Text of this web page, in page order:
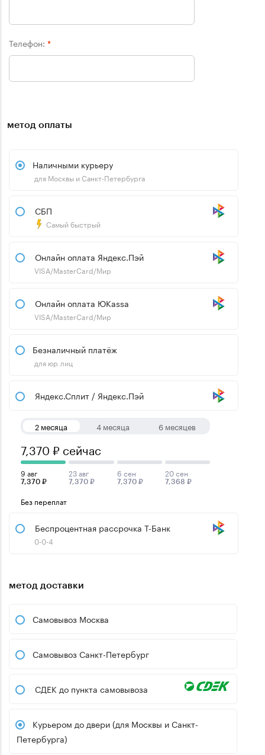
Телефон: *
метод оплаты
Наличными курьеру
для Москвы и Санкт-Петербурга
СБП
Самый быстрый
Онлайн оплата Яндекс.Пэй
VISA/MasterCard/Мир
Онлайн оплата ЮKassa
VISA/MasterCard/Мир
Безналичный платёж
для юр.лиц
Яндекс.Сплит / Яндекс.Пэй
2 месяца 4 месяца 6 месяцев
7,370 ₽ сейчас
9 авг
7,370 ₽
23 авг
7,370 ₽
6 сен
7,370 ₽
20 сен
7,368 ₽
Без переплат
Беспроцентная рассрочка Т-Банк
0-0-4
метод доставки
Самовывоз Москва
Самовывоз Санкт-Петербург
СДЕК до пункта самовывоза
Курьером до двери (для Москвы и Санкт-
Петербурга)